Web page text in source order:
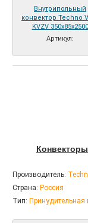
Внутрипольный
конвектор Techno
KVZV 350х85х2500
Артикул:
Производитель:
Страна: Россия
Тип: Принудительная